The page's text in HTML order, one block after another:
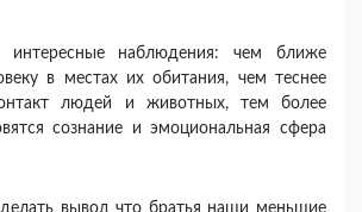
интересные наблюдения: чем ближе
в местах их обитания, чем теснее
людей и животных, тем более
сознание и эмоциональная сфера
вывод что братья наши меньшие